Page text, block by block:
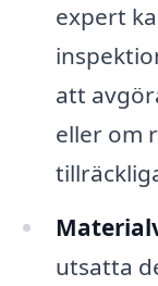
expert
att
eller om
utsatta